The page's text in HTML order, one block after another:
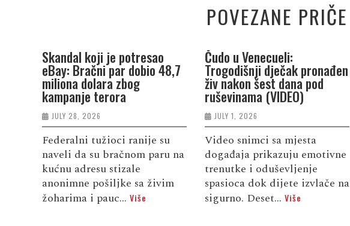
POVEZANE PRIČE
Skandal koji je potresao
eBay: Bračni par dobio 48,7
miliona dolara zbog
kampanje terora
JULY 28, 2026
Federalni tužioci ranije su
naveli da su bračnom paru na
kućnu adresu stizale
anonimne pošiljke sa živim
žoharima i pauc... Više
Čudo u Venecueli:
Trogodišnji dječak pronađen
živ nakon šest dana pod
ruševinama (VIDEO)
JULY 1, 2026
Video snimci sa mjesta
događaja prikazuju emotivne
trenutke i oduševljenje
spasioca dok dijete izvlače na
sigurno. Deset... Više